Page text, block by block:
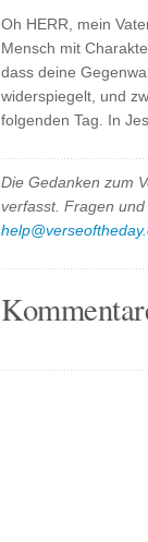
Oh HERR, mein
Mensch mit
dass deine
widerspiegelt, und
folgenden Tag. In
Die Gedanken zum
verfasst. Fragen